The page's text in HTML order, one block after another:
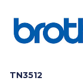
TN3512